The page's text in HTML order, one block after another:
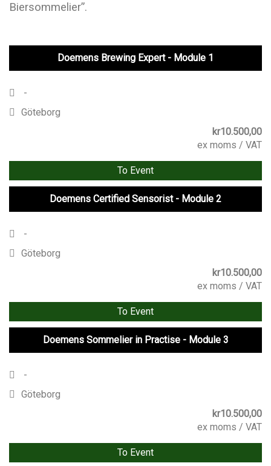
Biersommelier”.
Doemens Brewing Expert - Module 1
-
Göteborg
kr10.500,00
ex moms / VAT
To Event
Doemens Certified Sensorist - Module 2
-
Göteborg
kr10.500,00
ex moms / VAT
To Event
Doemens Sommelier in Practise - Module 3
-
Göteborg
kr10.500,00
ex moms / VAT
To Event